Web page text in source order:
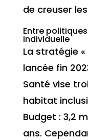
de creuser
Entre
individuelle
La stratégie
lancée fin
Santé vise
habitat
Budget : 3,2
ans.